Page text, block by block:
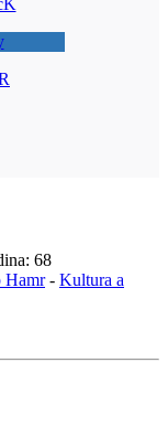
68
Hamr- Kultura a